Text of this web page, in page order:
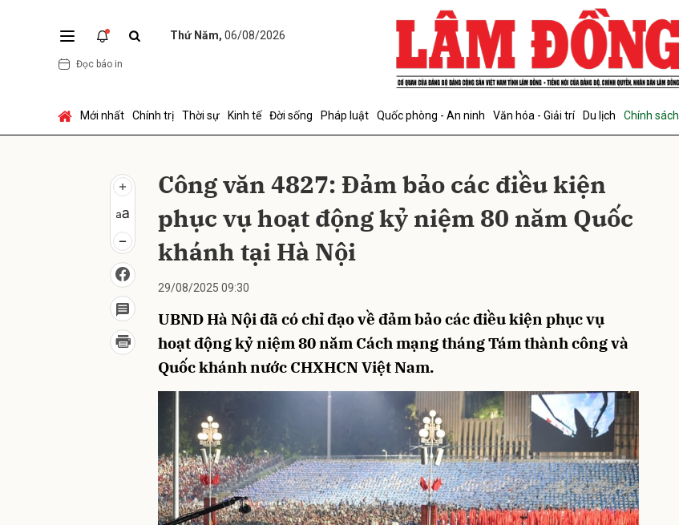
Thứ Năm, 06/08/2026
Đọc báo in
Mới nhất Chính trị Thời sự Kinh tế Đời sống Pháp luật Quốc phòng - An ninh Văn hóa - Giải trí Du lịch Chính sách
Công văn 4827: Đảm bảo các điều kiện
phục vụ hoạt động kỷ niệm 80 năm Quốc
khánh tại Hà Nội
29/08/2025 09:30
UBND Hà Nội đã có chỉ đạo về đảm bảo các điều kiện phục vụ
hoạt động kỷ niệm 80 năm Cách mạng tháng Tám thành công và
Quốc khánh nước CHXHCN Việt Nam.
Gửi bình luận